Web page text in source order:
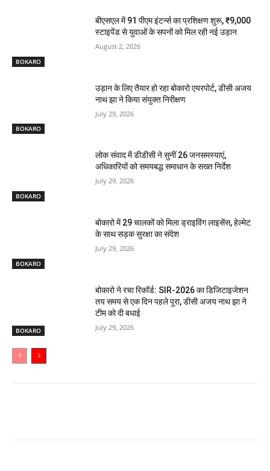
BOKARO
बीएसएल में 91 पीएम इंटर्न्स का प्रशिक्षण शुरू, ₹9,000
स्टाइपेंड से युवाओं के सपनों को मिल रही नई उड़ान
August 2, 2026
BOKARO
उड़ान के लिए तैयार हो रहा बोकारो एयरपोर्ट, डीसी अजय
नाथ झा ने किया संयुक्त निरीक्षण
July 29, 2026
BOKARO
लोक संवाद में डीडीसी ने सुनीं 26 जनसमस्याएं,
अधिकारियों को समयबद्ध समाधान के सख्त निर्देश
July 29, 2026
BOKARO
बोकारो में 29 चालकों को मिला ड्राइविंग लाइसेंस, हेल्मेट
के साथ सड़क सुरक्षा का संदेश
July 29, 2026
BOKARO
बोकारो ने रचा रिकॉर्ड: SIR-2026 का डिजिटाइजेशन
तय समय से एक दिन पहले पूरा, डीसी अजय नाथ झा ने
टीम को दी बधाई
July 29, 2026